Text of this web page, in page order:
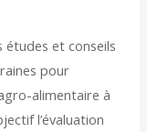
et conseils
pour
alimentaire à
l’évaluation